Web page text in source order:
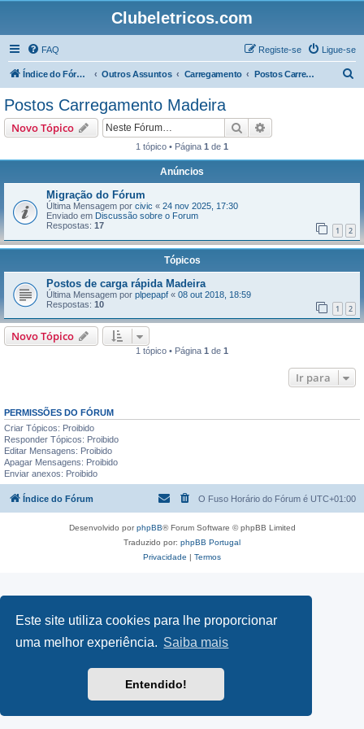
Este site utiliza cookies para lhe proporcionar
uma melhor experiência. Saiba mais
Entendido!
Clubeletricos.com
FAQ Ligue-se
Registe-se
Índice do Fórum Outros Assuntos Carregamento Postos Carregamento Madeira
Postos Carregamento Madeira
Novo Tópico Pesquisar
1 tópico • Página 1 de 1
Anúncios
Migração do Fórum
Última Mensagem por civic « 24 nov 2025, 17:30
Enviado em Discussão sobre o Forum
Respostas: 17 1 2
Tópicos
Postos de carga rápida Madeira
Última Mensagem por plpepapf « 08 out 2018, 18:59
Respostas: 10 1 2
Novo Tópico
1 tópico • Página 1 de 1
Ir para
PERMISSÕES DO FÓRUM
Criar Tópicos: Proibido
Responder Tópicos: Proibido
Editar Mensagens: Proibido
Apagar Mensagens: Proibido
Enviar anexos: Proibido
Índice do Fórum O Fuso Horário do Fórum é UTC+01:00
Desenvolvido porphpBB® Forum Software © phpBB Limited
Traduzido por: phpBB Portugal
Privacidade | Termos